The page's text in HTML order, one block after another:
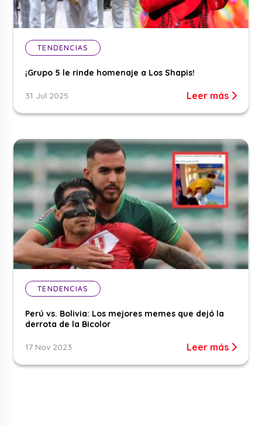
TENDENCIAS
¡Grupo 5 le rinde homenaje a Los Shapis!
31 Jul 2025 Leer más
TENDENCIAS
Perú vs. Bolivia: Los mejores memes que dejó la
derrota de la Bicolor
17 Nov 2023 Leer más